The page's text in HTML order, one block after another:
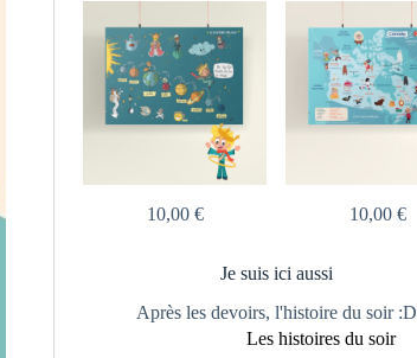
10,00 € 10,00 €
Je suis ici aussi
Après les devoirs, l'histoire du soir :D
Les histoires du soir